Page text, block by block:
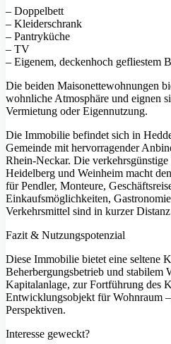
– Doppelbett
– Kleiderschrank
– Pantryküche
– TV
– Eigenem, deckenhoch gefliestem
Die beiden Maisonettewohnungen
wohnliche Atmosphäre und eignen
Vermietung oder Eigennutzung.
Die Immobilie befindet sich in
Gemeinde mit hervorragender
Rhein-Neckar. Die
Heidelberg und Weinheim macht
für Pendler, Monteure,
Einkaufsmöglichkeiten,
Verkehrsmittel sind in kurzer
Fazit & Nutzungspotenzial
Diese Immobilie bietet eine seltene
Beherbergungsbetrieb und stabilem
Kapitalanlage, zur Fortführung des
Entwicklungsobjekt für Wohnraum
Perspektiven.
Interesse geweckt?